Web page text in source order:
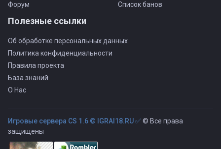
Форум
Список банов
Полезные ссылки
Об обработке персональных данных
Политика конфиденциальности
Правила проекта
База знаний
О Нас
Игровые сервера CS 1.6 © IGRAI18.RU ✅© Все права
защищены